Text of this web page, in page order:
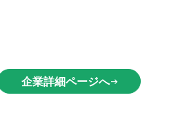
企業詳細ページへarrow_right_alt